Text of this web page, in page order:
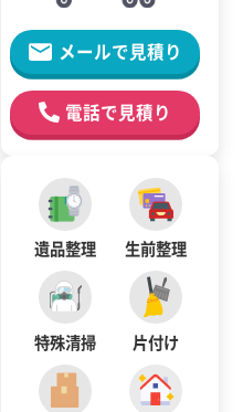
メールで見積り
電話で見積り
遺品整理 生前整理
特殊清掃 片付け